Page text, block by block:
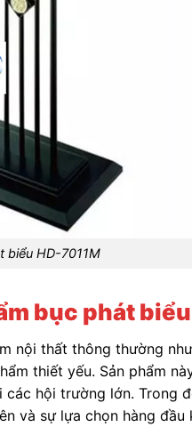
biểu HD-7011M
bục phát biểu
nội thất thông thường
thiết yếu. Sản phẩm
hội trường lớn. Trong
và sự lựa chọn hàng